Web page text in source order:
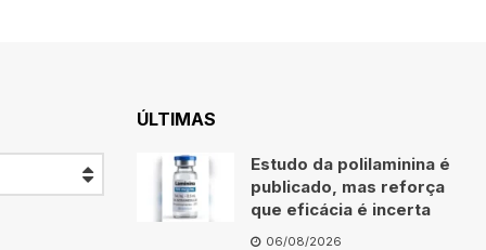
ÚLTIMAS
Estudo da polilaminina é
publicado, mas reforça
que eficácia é incerta
06/08/2026